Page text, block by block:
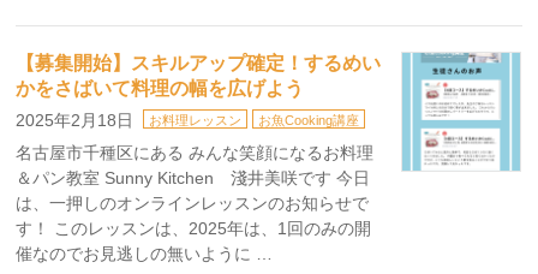
【募集開始】スキルアップ確定！するめい
かをさばいて料理の幅を広げよう
2025年2月18日 お料理レッスン お魚Cooking講座
名古屋市千種区にある みんな笑顔になるお料理
＆パン教室 Sunny Kitchen 淺井美咲です 今日
は、一押しのオンラインレッスンのお知らせで
す！ このレッスンは、2025年は、1回のみの開
催なのでお見逃しの無いように …